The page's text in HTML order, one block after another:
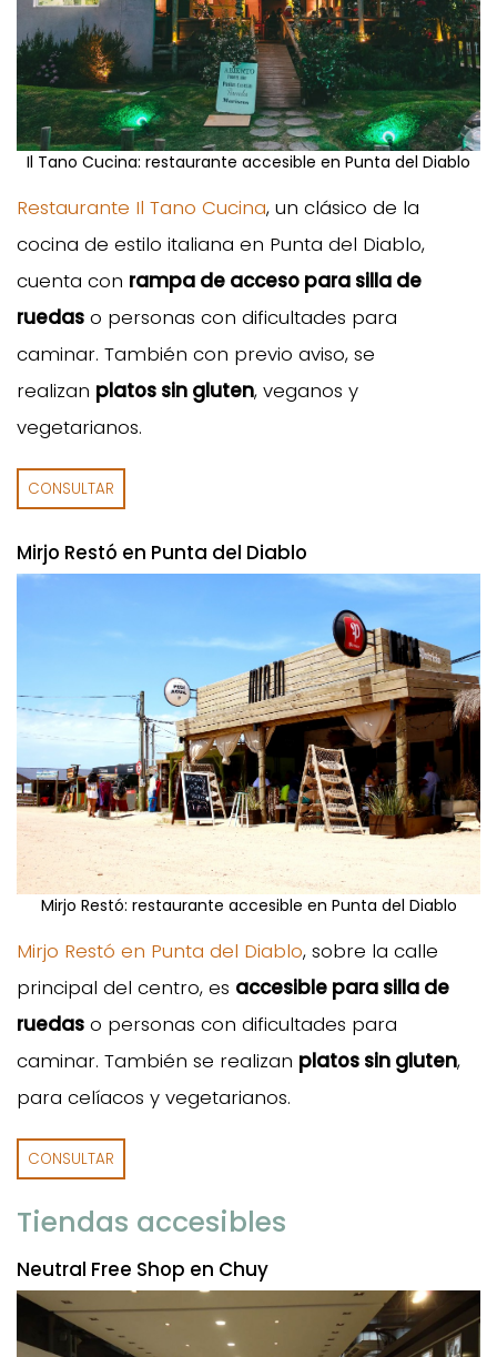
Il Tano Cucina: restaurante accesible en Punta del Diablo
Restaurante Il Tano Cucina, un clásico de la
cocina de estilo italiana en Punta del Diablo,
cuenta con rampa de acceso para silla de
ruedas o personas con dificultades para
caminar. También con previo aviso, se
realizan platos sin gluten, veganos y
vegetarianos.
CONSULTAR
Mirjo Restó en Punta del Diablo
Mirjo Restó: restaurante accesible en Punta del Diablo
Mirjo Restó en Punta del Diablo, sobre la calle
principal del centro, es accesible para silla de
ruedas o personas con dificultades para
caminar. También se realizan platos sin gluten,
para celíacos y vegetarianos.
CONSULTAR
Tiendas accesibles
Neutral Free Shop en Chuy